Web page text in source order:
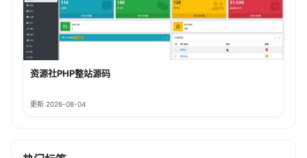
资源社PHP整站源码
更新 2026-08-04